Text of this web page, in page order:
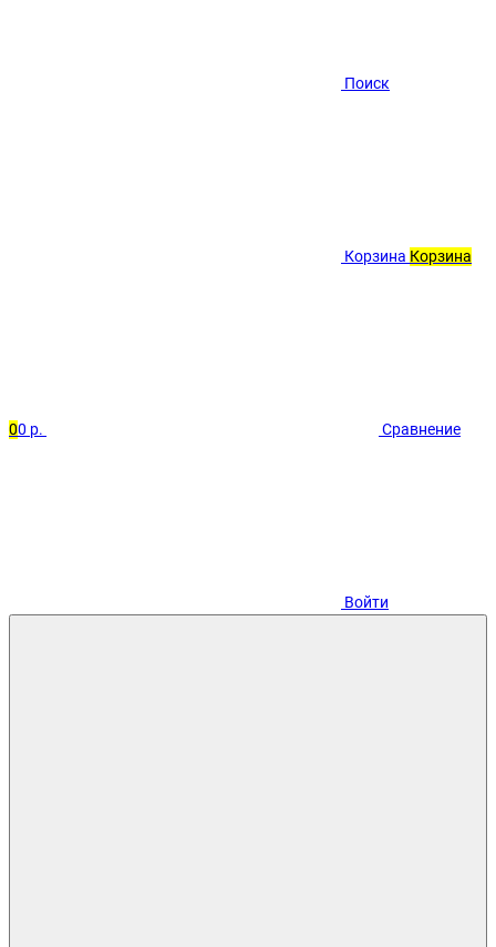
Поиск
Корзина Корзина
00 р. Сравнение
Войти